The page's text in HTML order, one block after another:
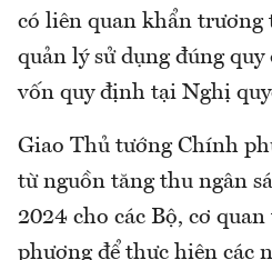
có liên quan khẩn
quản lý sử dụng đúng
vốn quy định tại Nghị
Giao Thủ tướng Chính
từ nguồn tăng thu ngân
2024 cho các Bộ, cơ
phương để thực hiện các